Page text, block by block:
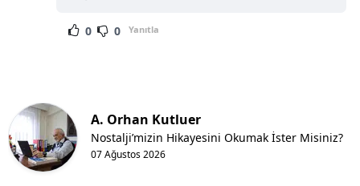
0 0 Yanıtla
A. Orhan Kutluer
07 Ağustos 2026
Nostalji’mizin Hikayesini Okumak İster Misiniz?